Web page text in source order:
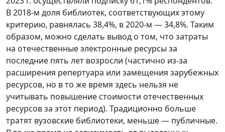
В 2018-м доля библиотек, соответствующих этому
критерию, равнялась 38,4%, в 2020-м — 34,8%. Таким
образом, можно сделать вывод о том, что затраты
на отечественные электронные ресурсы за
последние пять лет возросли (частично из-за
расширения репертуара или замещения зарубежных
ресурсов, но в то же время здесь нельзя не
учитывать повышение стоимости отечественных
ресурсов за этот период). Традиционно больше
тратят вузовские библиотеки, меньше — публичные.